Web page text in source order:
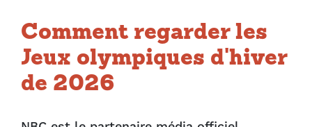
Comment regarder les
Jeux olympiques d'hiver
de 2026